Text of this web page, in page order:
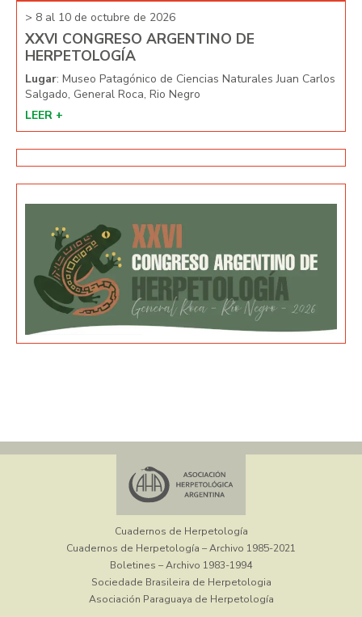
> 8 al 10 de octubre de 2026
XXVI CONGRESO ARGENTINO DE
HERPETOLOGÍA
Lugar: Museo Patagónico de Ciencias Naturales Juan Carlos
Salgado, General Roca, Rio Negro
LEER +
Cuadernos de Herpetología
Cuadernos de Herpetología – Archivo 1985-2021
Boletines – Archivo 1983-1994
Sociedade Brasileira de Herpetologia
Asociación Paraguaya de Herpetología